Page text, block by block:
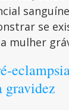
se
mulher
gravidez